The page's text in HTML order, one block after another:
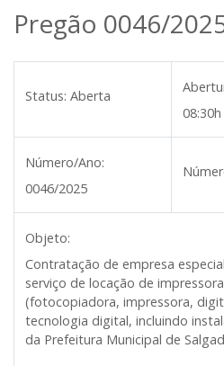
Pregão 0046/
Status: Aberta
08:30h
Número/Ano:
0046/2025
Objeto:
Contratação de empresa
serviço de locação de
(fotocopiadora, impressora,
tecnologia digital, incluindo
da Prefeitura Municipal de